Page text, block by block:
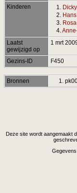
Kinderen
1.
2.
3.
4.
Laatst
gewijzigd op
1 mrt
Gezins-ID F450
Bronnen
Deze site wordt aangemaakt